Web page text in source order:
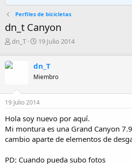
Perfiles de bicicletas
dn_t Canyon
A
o
dn_T
F
h
a
e
i
i
c
i
19 Julio 2014
dn_T
Miembro
19 Julio 2014
Hola soy nuevo por aquí.
Mi montura es una Grand Canyon
cambio aparte de elementos de
PD: Cuando pueda subo fotos